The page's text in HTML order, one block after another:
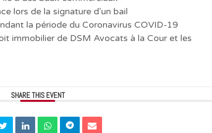
lors de la signature d’un bail
la période du Coronavirus COVID-19
immobilier de DSM Avocats à la Cour et les
SHARE THIS EVENT